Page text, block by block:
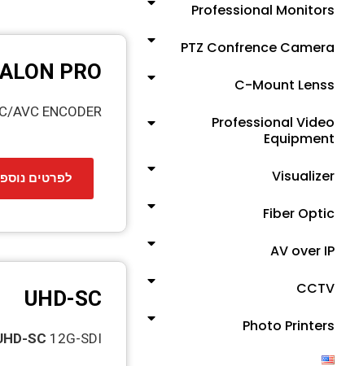
Professional Monitors
PTZ Confrence Camera
C-Mount Lenss
Professional Video
Equipment
Visualizer
Fiber Optic
AV over IP
CCTV
Photo Printers
PRO
AVC ENCODER
לפרטים
UHD-SC
SC 12G-SDI